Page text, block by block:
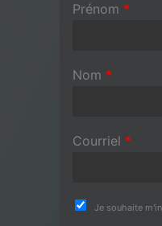
Prénom *
Nom *
Courriel *
Je souhaite